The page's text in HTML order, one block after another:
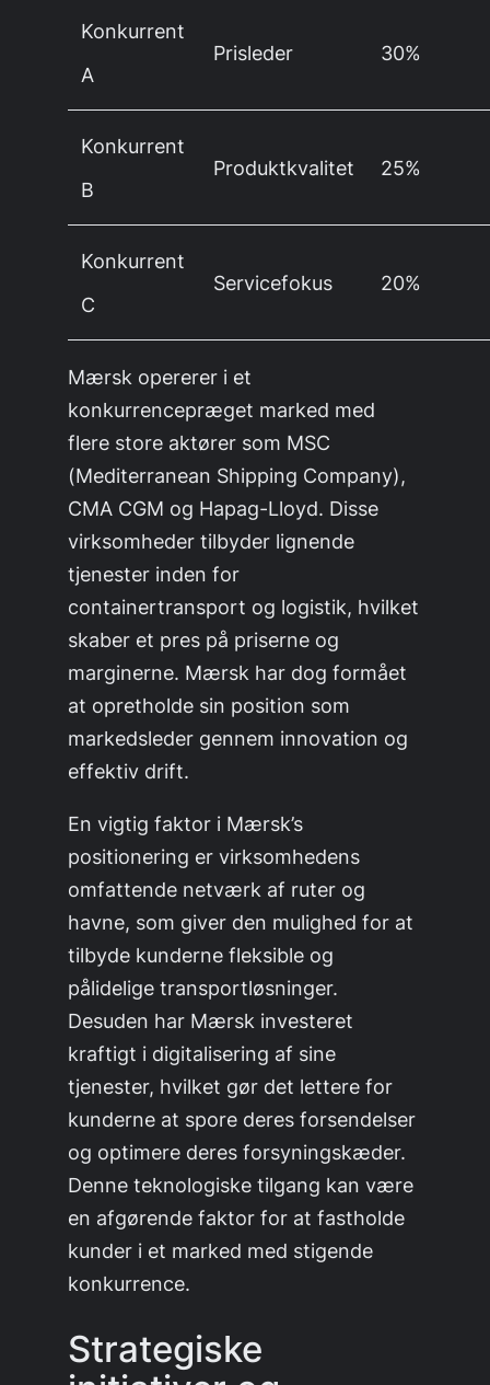
Konkurrent
A
Prisleder 30%
Konkurrent
B
Produktkvalitet 25%
Konkurrent
C
Servicefokus 20%
Mærsk opererer i et
konkurrencepræget marked med
flere store aktører som MSC
(Mediterranean Shipping Company),
CMA CGM og Hapag-Lloyd. Disse
virksomheder tilbyder lignende
tjenester inden for
containertransport og logistik, hvilket
skaber et pres på priserne og
marginerne. Mærsk har dog formået
at opretholde sin position som
markedsleder gennem innovation og
effektiv drift.
En vigtig faktor i Mærsk’s
positionering er virksomhedens
omfattende netværk af ruter og
havne, som giver den mulighed for at
tilbyde kunderne fleksible og
pålidelige transportløsninger.
Desuden har Mærsk investeret
kraftigt i digitalisering af sine
tjenester, hvilket gør det lettere for
kunderne at spore deres forsendelser
og optimere deres forsyningskæder.
Denne teknologiske tilgang kan være
en afgørende faktor for at fastholde
kunder i et marked med stigende
konkurrence.
Strategiske